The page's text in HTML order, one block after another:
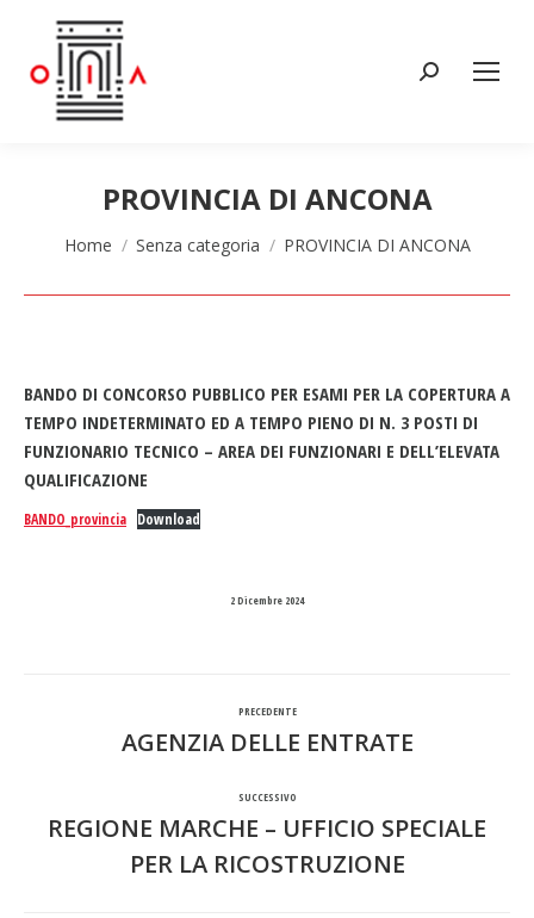
Cerca:
PROVINCIA DI ANCONA
Tu sei qui:
Home Senza categoria PROVINCIA DI ANCONA
BANDO DI CONCORSO PUBBLICO PER ESAMI PER LA COPERTURA A
TEMPO INDETERMINATO ED A TEMPO PIENO DI N. 3 POSTI DI
FUNZIONARIO TECNICO – AREA DEI FUNZIONARI E DELL’ELEVATA
QUALIFICAZIONE
BANDO_provincia Download
2 Dicembre 2024
post
PRECEDENTE
Post
AGENZIA DELLE ENTRATE
SUCCESSIVO
post:
REGIONE MARCHE – UFFICIO SPECIALE
PER LA RICOSTRUZIONE